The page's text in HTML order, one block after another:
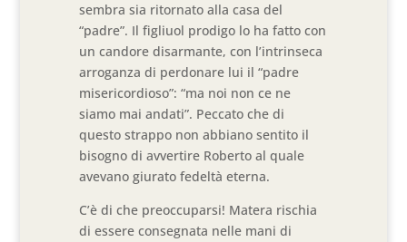
sembra sia ritornato alla casa del
“padre”. Il figliuol prodigo lo ha fatto con
un candore disarmante, con l’intrinseca
arroganza di perdonare lui il “padre
misericordioso”: “ma noi non ce ne
siamo mai andati”. Peccato che di
questo strappo non abbiano sentito il
bisogno di avvertire Roberto al quale
avevano giurato fedeltà eterna.
C’è di che preoccuparsi! Matera rischia
di essere consegnata nelle mani di